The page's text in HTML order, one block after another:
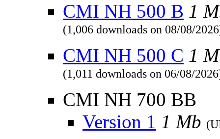
CMI NH 500 B 1
(1,006 downloads on 08/08/
CMI NH 500 C 1
(1,011 downloads on 06/08/
CMI NH 700 BB
Version 1 1 Mb